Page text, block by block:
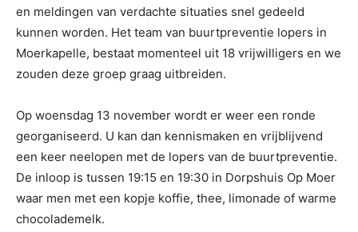
en meldingen van verdachte situaties snel gedeeld
kunnen worden. Het team van buurtpreventie lopers in
Moerkapelle, bestaat momenteel uit 18 vrijwilligers en we
zouden deze groep graag uitbreiden.
Op woensdag 13 november wordt er weer een ronde
georganiseerd. U kan dan kennismaken en vrijblijvend
een keer neelopen met de lopers van de buurtpreventie.
De inloop is tussen 19:15 en 19:30 in Dorpshuis Op Moer
waar men met een kopje koffie, thee, limonade of warme
chocolademelk.